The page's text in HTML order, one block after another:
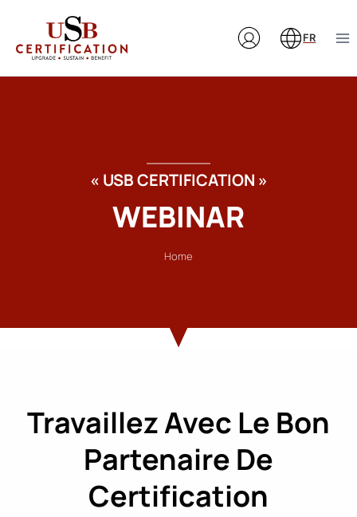
contenu
FR
« USB CERTIFICATION »
WEBINAR
Home
Travaillez Avec Le Bon
Partenaire De
Certification